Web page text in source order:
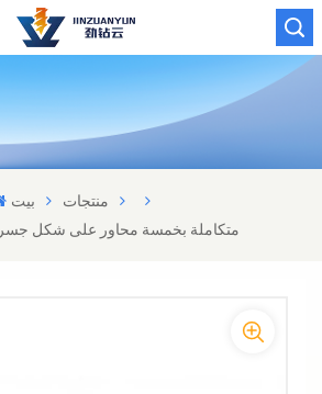
بيت
منتجات
آلة قطع CNC متكاملة بخمسة محاور على شكل جسر